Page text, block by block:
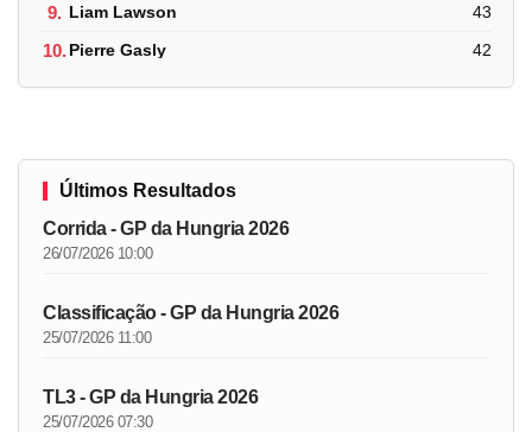
9. Liam Lawson 43
10.Pierre Gasly 42
Últimos Resultados
Corrida - GP da Hungria 2026
26/07/2026 10:00
Classificação - GP da Hungria 2026
25/07/2026 11:00
TL3 - GP da Hungria 2026
25/07/2026 07:30